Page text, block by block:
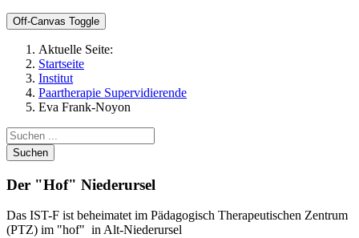
Off-Canvas Toggle
Aktuelle Seite:
Startseite
Institut
Paartherapie Supervidierende
Eva Frank-Noyon
Suchen
Der "Hof" Niederursel
Das IST-F ist beheimatet im Pädagogisch Therapeutischen Zentrum
(PTZ) im "hof" in Alt-Niederursel